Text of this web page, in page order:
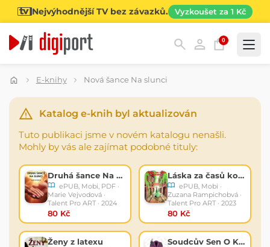
Nejvýhodnější TV bez závazků. Vyzkoušet za 1 Kč
0
Kategorie
E-knihy Nová šance Na slunci
Katalog e-knih byl aktualizován
Tuto publikaci jsme v novém katalogu nenašli.
Mohly by vás ale zajímat podobné tituly:
Druhá šance Na slunci
ePUB, Mobi, PDF ·
Marie Vejvodová ·
Talent Pro ART · 2024
80 Kč
Láska za časů kovidu
ePUB, Mobi ·
Zuzana Rampichobvá ·
Talent Pro ART · 2023
80 Kč
Ženy z latexu Soudcův Sen O Křídlech